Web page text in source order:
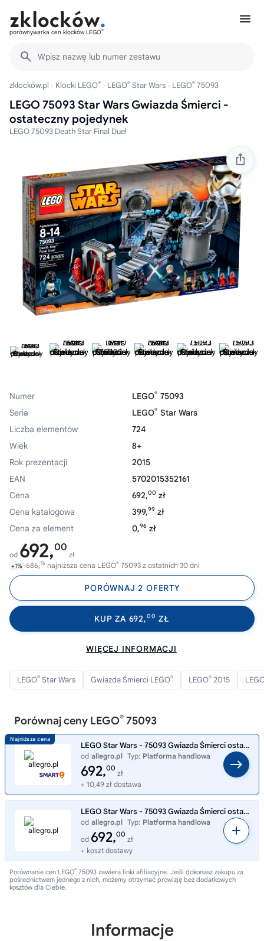
porównywarka cen klocków LEGO®
Wpisz nazwę lub numer zestawu
zklocków.pl Klocki LEGO® LEGO® Star Wars LEGO® 75093
LEGO 75093 Star Wars Gwiazda Śmierci -
ostateczny pojedynek
LEGO 75093 Death Star Final Duel
Numer LEGO® 75093
Seria
LEGO® Star Wars
Liczba elementów
724
Wiek
8+
Rok prezentacji
2015
EAN
5702015352161
Cena
692,00 zł
Cena katalogowa
399,99 zł
Cena za element
0,96 zł
od 692,00
zł
+1% 686,76 najniższa cena LEGO® 75093 z ostatnich 30 dni
PORÓWNAJ 2 OFERTY
KUP ZA 692,00 ZŁ
WIĘCEJ INFORMACJI
LEGO® Star Wars Gwiazda Śmierci LEGO® LEGO® 2015
Porównaj ceny LEGO® 75093
LEGO Star Wars - 75093 Gwiazda Śmierci ostateczny pojedynek - Nowe
od allegro.pl Typ: Platforma handlowa
692,00
zł
+ 10,49 zł dostawa
LEGO Star Wars - 75093 Gwiazda Śmierci ostateczny pojedynek - Nowe
od allegro.pl Typ: Platforma handlowa
od 692,00
zł
+ koszt dostawy
Porównanie cen LEGO® 75093 zawiera linki afiliacyjne. Jeśli dokonasz zakupu za
pośrednictwem jednego z nich, możemy otrzymać prowizję bez dodatkowych
kosztów dla Ciebie.
Informacje